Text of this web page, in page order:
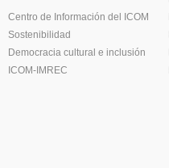
Centro de Información del ICOM
Sostenibilidad
Democracia cultural e inclusión
ICOM-IMREC